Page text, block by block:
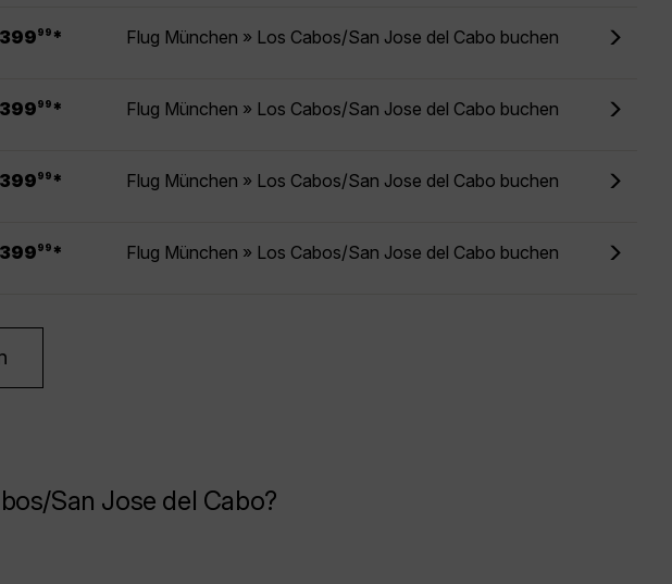
399 99 * Flug München » Los Cabos/San Jose del Cabo buchen
399 99 * Flug München » Los Cabos/San Jose del Cabo buchen
399 99 * Flug München » Los Cabos/San Jose del Cabo buchen
399 99 * Flug München » Los Cabos/San Jose del Cabo buchen
San Jose del Cabo?